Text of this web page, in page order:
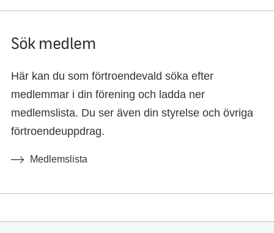
Sök medlem
Här kan du som förtroendevald söka efter
medlemmar i din förening och ladda ner
medlemslista. Du ser även din styrelse och övriga
förtroendeuppdrag.
Medlemslista